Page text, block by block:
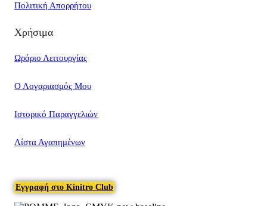
Πολιτική Απορρήτου
Χρήσιμα
Ωράριο Λειτουργίας
Ο Λογαριασμός Μου
Ιστορικό Παραγγελιών
Λίστα Αγαπημένων
Εγγραφή στο Kinitro Club